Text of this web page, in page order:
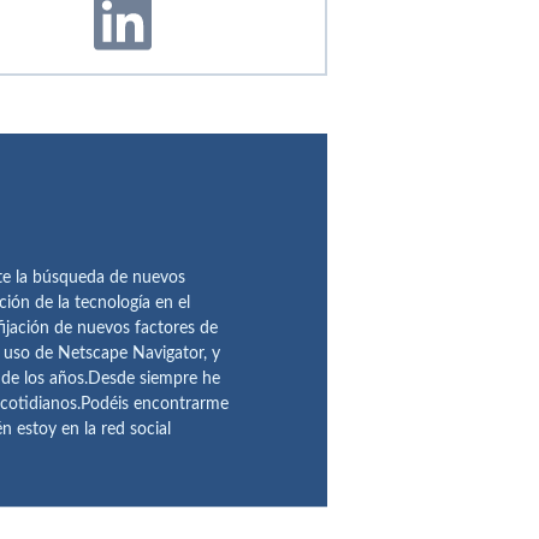
la búsqueda de nuevos
de la tecnología en el
de nuevos factores de
de Netscape Navigator, y
los años.Desde siempre he
encontrarme
estoy en la red social